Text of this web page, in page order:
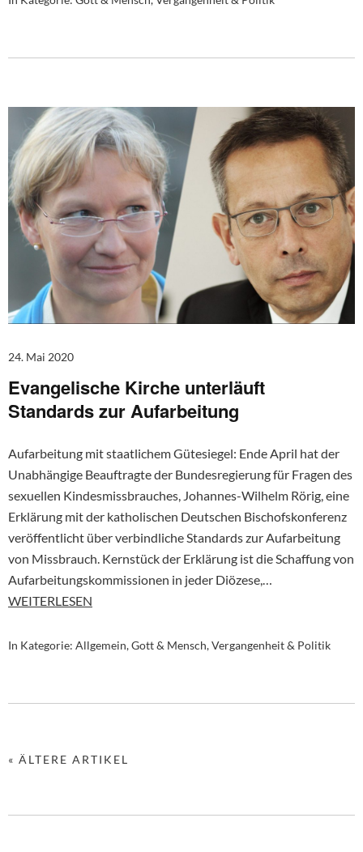
24. Mai 2020
Evangelische Kirche unterläuft
Standards zur Aufarbeitung
Aufarbeitung mit staatlichem Gütesiegel: Ende April hat der
Unabhängige Beauftragte der Bundesregierung für Fragen des
sexuellen Kindesmissbrauches, Johannes-Wilhelm Rörig, eine
Erklärung mit der katholischen Deutschen Bischofskonferenz
veröffentlicht über verbindliche Standards zur Aufarbeitung
von Missbrauch. Kernstück der Erklärung ist die Schaffung von
Aufarbeitungskommissionen in jeder Diözese,…
WEITERLESEN
In Kategorie: Allgemein,Gott & Mensch,Vergangenheit & Politik
« ÄLTERE ARTIKEL